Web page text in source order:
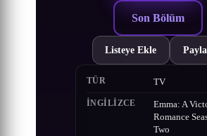
Son Bölüm
Listeye Ekle
TÜR TV
İNGILIZCE
Emma: A
Romance
Two